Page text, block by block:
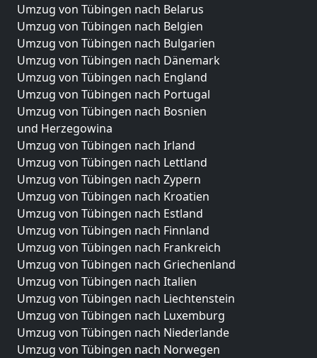
Umzug von Tübingen nach Belarus
Umzug von Tübingen nach Belgien
Umzug von Tübingen nach Bulgarien
Umzug von Tübingen nach Dänemark
Umzug von Tübingen nach England
Umzug von Tübingen nach Portugal
Umzug von Tübingen nach Bosnien
und Herzegowina
Umzug von Tübingen nach Irland
Umzug von Tübingen nach Lettland
Umzug von Tübingen nach Zypern
Umzug von Tübingen nach Kroatien
Umzug von Tübingen nach Estland
Umzug von Tübingen nach Finnland
Umzug von Tübingen nach Frankreich
Umzug von Tübingen nach Griechenland
Umzug von Tübingen nach Italien
Umzug von Tübingen nach Liechtenstein
Umzug von Tübingen nach Luxemburg
Umzug von Tübingen nach Niederlande
Umzug von Tübingen nach Norwegen